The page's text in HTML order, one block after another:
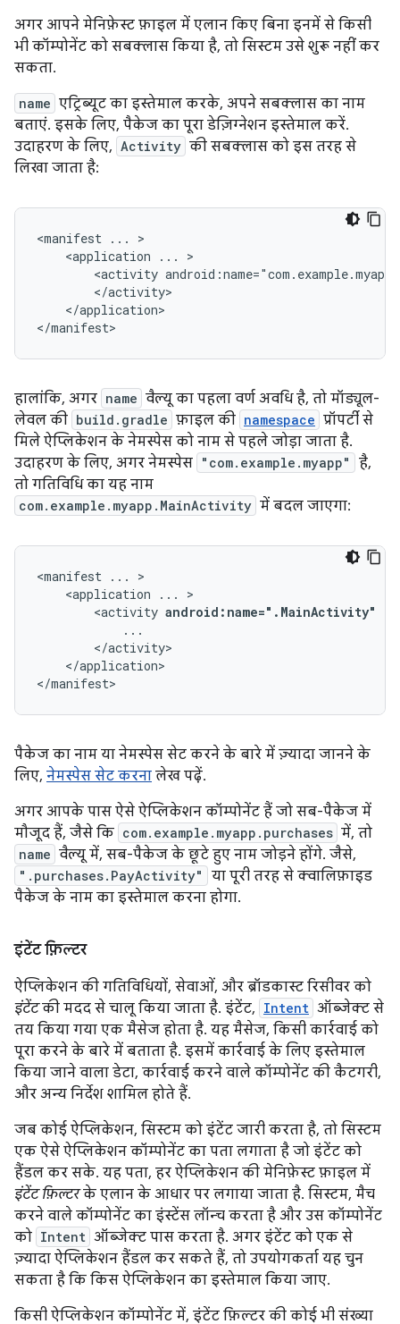
अगर आपने मेनिफ़ेस्ट फ़ाइल में एलान किए बिना इनमें से किसी
भी कॉम्पोनेंट को सबक्लास किया है, तो सिस्टम उसे शुरू नहीं कर
सकता.
name एट्रिब्यूट का इस्तेमाल करके, अपने सबक्लास का नाम
बताएं. इसके लिए, पैकेज का पूरा डेज़िग्नेशन इस्तेमाल करें.
उदाहरण के लिए, Activity की सबक्लास को इस तरह से
लिखा जाता है:
<manifest ...
<application
...
<activity
</application>
</manifest>
हालांकि, अगर name वैल्यू का पहला वर्ण अवधि है, तो मॉड्यूल-
लेवल की build.gradle फ़ाइल की namespace प्रॉपर्टी से
मिले ऐप्लिकेशन के नेमस्पेस को नाम से पहले जोड़ा जाता है.
उदाहरण के लिए, अगर नेमस्पेस "com.example.myapp"
है,
तो गतिविधि का यह नाम
com.example.myapp.MainActivity में बदल जाएगा:
<manifest ...
<application
...
<activity android:name=".MainActivity"
</application>
</manifest>
पैकेज का नाम या नेमस्पेस सेट करने के बारे में ज़्यादा जानने के
लिए, नेमस्पेस सेट करना लेख पढ़ें.
अगर आपके पास ऐसे ऐप्लिकेशन कॉम्पोनेंट हैं जो सब-पैकेज में
मौजूद हैं, जैसे कि com.example.myapp.purchases में, तो
name वैल्यू में, सब-पैकेज के छूटे हुए नाम जोड़ने होंगे. जैसे,
".purchases.PayActivity"
या पूरी तरह से क्वालिफ़ाइड
पैकेज के नाम का इस्तेमाल करना होगा.
इंटेंट फ़िल्टर
ऐप्लिकेशन की गतिविधियों, सेवाओं, और ब्रॉडकास्ट रिसीवर को
इंटेंटकी मदद से चालू किया जाता है. इंटेंट, Intent ऑब्जेक्ट से
तय किया गया एक मैसेज होता है. यह मैसेज, किसी कार्रवाई को
पूरा करने के बारे में बताता है. इसमें कार्रवाई के लिए इस्तेमाल
किया जाने वाला डेटा, कार्रवाई करने वाले कॉम्पोनेंट की कैटगरी,
और अन्य निर्देश शामिल होते हैं.
जब कोई ऐप्लिकेशन, सिस्टम को इंटेंट जारी करता है, तो सिस्टम
एक ऐसे ऐप्लिकेशन कॉम्पोनेंट का पता लगाता है जो इंटेंट को
हैंडल कर सके. यह पता, हर ऐप्लिकेशन की मेनिफ़ेस्ट फ़ाइल में
इंटेंट फ़िल्टरके एलान के आधार पर लगाया जाता है. सिस्टम, मैच
करने वाले कॉम्पोनेंट का इंस्टेंस लॉन्च करता है और उस कॉम्पोनेंट
को Intent ऑब्जेक्ट पास करता है. अगर इंटेंट को एक से
ज़्यादा ऐप्लिकेशन हैंडल कर सकते हैं, तो उपयोगकर्ता यह चुन
सकता है कि किस ऐप्लिकेशन का इस्तेमाल किया जाए.
किसी ऐप्लिकेशन कॉम्पोनेंट में, इंटेंट फ़िल्टर की कोई भी संख्या